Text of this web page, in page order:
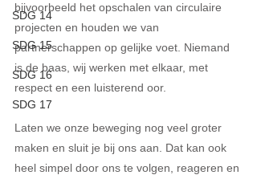
SDG 14
SDG 15
SDG 16
SDG 17
bijvoorbeeld het opschalen van circulaire
projecten en houden we van
partnerschappen op gelijke voet. Niemand
is de baas, wij werken met elkaar, met
respect en een luisterend oor.
Laten we onze beweging nog veel groter
maken en sluit je bij ons aan. Dat kan ook
heel simpel door ons te volgen, reageren en